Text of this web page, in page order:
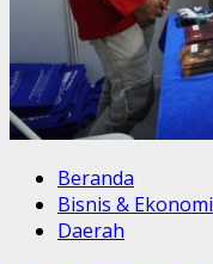
Beranda
Bisnis & Ekonomi
Daerah